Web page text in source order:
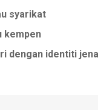
syarikat
kempen
dengan identiti